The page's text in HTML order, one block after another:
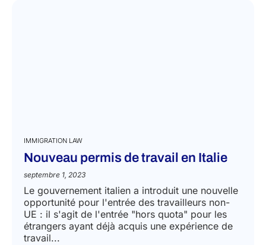
IMMIGRATION LAW
Nouveau permis de travail en Italie
septembre 1, 2023
Le gouvernement italien a introduit une nouvelle
opportunité pour l'entrée des travailleurs non-
UE : il s'agit de l'entrée "hors quota" pour les
étrangers ayant déjà acquis une expérience de
travail...